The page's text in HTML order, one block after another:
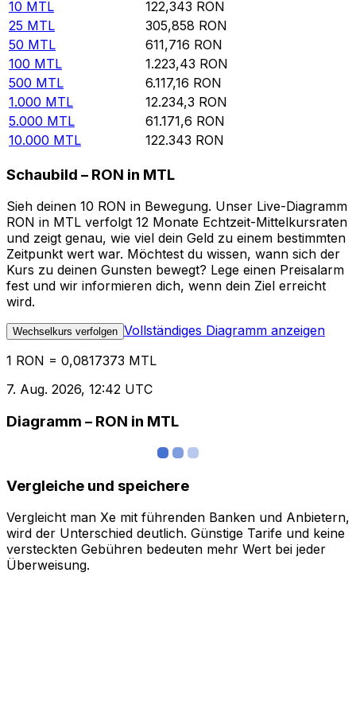
10 MTL 122,343 RON
25 MTL 305,858 RON
50 MTL 611,716 RON
100 MTL 1.223,43 RON
500 MTL 6.117,16 RON
1.000 MTL 12.234,3 RON
5.000 MTL 61.171,6 RON
10.000 MTL 122.343 RON
Schaubild – RON in MTL
Sieh deinen 10 RON in Bewegung. Unser Live-Diagramm
RON in MTL verfolgt 12 Monate Echtzeit-Mittelkursraten
und zeigt genau, wie viel dein Geld zu einem bestimmten
Zeitpunkt wert war. Möchtest du wissen, wann sich der
Kurs zu deinen Gunsten bewegt? Lege einen Preisalarm
fest und wir informieren dich, wenn dein Ziel erreicht
wird.
Wechselkurs verfolgen Vollständiges Diagramm anzeigen
1 RON = 0,0817373 MTL
7. Aug. 2026, 12:42 UTC
Diagramm – RON in MTL
Vergleiche und speichere
Vergleicht man Xe mit führenden Banken und Anbietern,
wird der Unterschied deutlich. Günstige Tarife und keine
versteckten Gebühren bedeuten mehr Wert bei jeder
Überweisung.